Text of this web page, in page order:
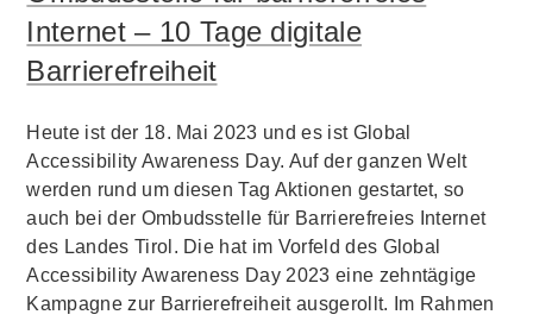
Internet – 10 Tage digitale
Barrierefreiheit
Heute ist der 18. Mai 2023 und es ist Global
Accessibility Awareness Day. Auf der ganzen Welt
werden rund um diesen Tag Aktionen gestartet, so
auch bei der Ombudsstelle für Barrierefreies Internet
des Landes Tirol. Die hat im Vorfeld des Global
Accessibility Awareness Day 2023 eine zehntägige
Kampagne zur Barrierefreiheit ausgerollt. Im Rahmen